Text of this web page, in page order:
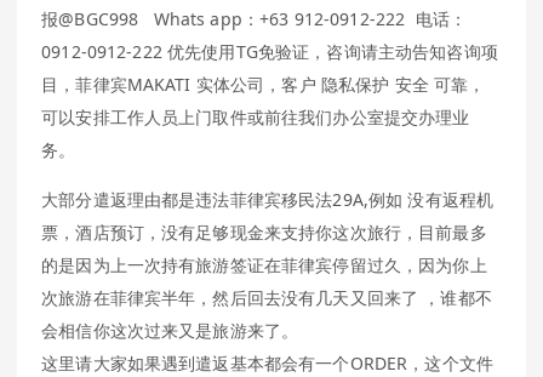
报@BGC998 Whats app：+63 912-0912-222 电话：
0912-0912-222 优先使用TG免验证，咨询请主动告知咨询项
目，菲律宾MAKATI 实体公司，客户 隐私保护 安全 可靠，
可以安排工作人员上门取件或前往我们办公室提交办理业
务。
大部分遣返理由都是违法菲律宾移民法29A,例如 没有返程机
票，酒店预订，没有足够现金来支持你这次旅行，目前最多
的是因为上一次持有旅游签证在菲律宾停留过久，因为你上
次旅游在菲律宾半年，然后回去没有几天又回来了 ，谁都不
会相信你这次过来又是旅游来了。
这里请大家如果遇到遣返基本都会有一个ORDER，这个文件